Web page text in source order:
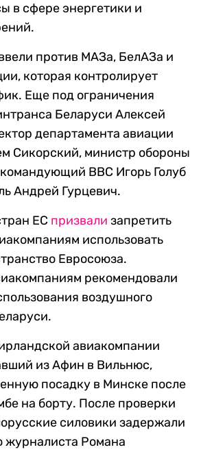
в сфере энергетики и
против МАЗа, БелАЗа и
которая контролирует
Еще под ограничения
Беларуси Алексей
департамента авиации
Сикорский, министр обороны
ВВС Игорь Голуб
Андрей Гурцевич.
ЕС призвали запретить
использовать
Евросоюза.
рекомендовали
воздушного
авиакомпании
из Афин в Вильнюс,
посадку в Минске после
на борту. После проверки
силовики задержали
журналиста Романа